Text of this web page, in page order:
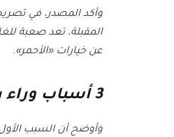
وأكد المصدر، في
المقبلة، تعد صعبة
عن خيارات «الأحمر».
3 أسباب وراء رفض الأهلي التعاقد مع بغداد بونجاح
وأوضح أن السبب